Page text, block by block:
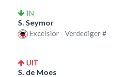
IN
S. Seymor
Excelsior - Verdediger #
UIT
S. de Moes